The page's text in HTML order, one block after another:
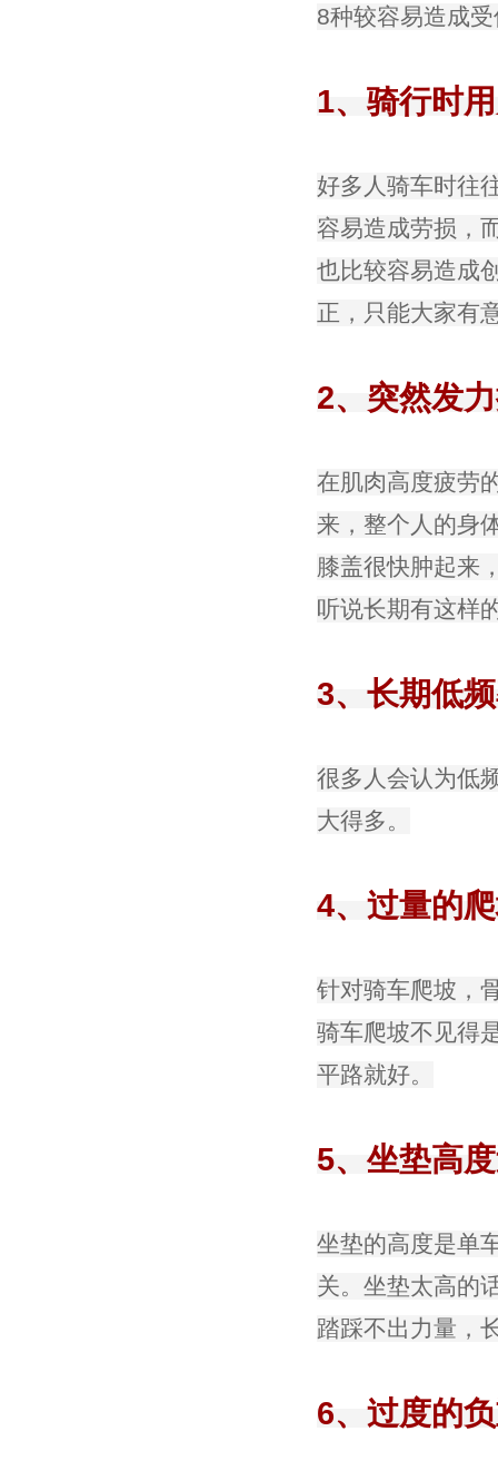
8种较容易造成
1、骑行时
好多人骑车时往
容易造成劳损，
也比较容易造成
正，只能大家有
2、突然发
在肌肉高度疲劳
来，整个人的身
膝盖很快肿起来
听说长期有这样
3、长期低
很多人会认为低
大得多。
4、过量的
针对骑车爬坡，
骑车爬坡不见得
平路就好。
5、坐垫高
坐垫的高度是单
关。坐垫太高的
踏踩不出力量，
6、过度的